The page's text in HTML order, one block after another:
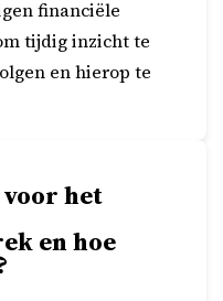
financiële
tijdig inzicht te
en hierop te
het
en hoe